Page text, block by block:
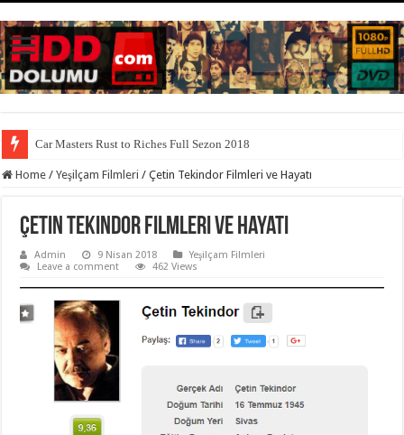
Car Masters Rust to Riches Full Sezon 2018
Home / Yeşilçam Filmleri / Çetin Tekindor Filmleri ve Hayatı
Çetin Tekindor Filmleri ve Hayatı
Admin 9 Nisan 2018
Yeşilçam Filmleri
Leave a comment
462 Views